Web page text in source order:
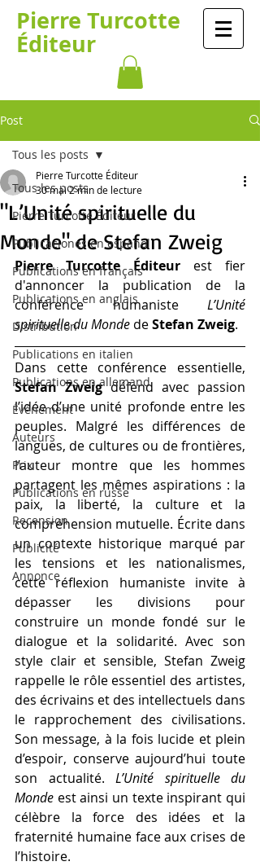
​​​​Pierre Turcotte​​​
Éditeur
Post
Tous les posts
Pierre Turcotte Éditeur
Publicaciones en español
Publications en français
Publications en anglais
Distribution
Publications en italien
Publications en allemand
Événement
Auteurs
Prix
Publications en russe
Recension
Publicité
Annonce
Tous les posts
"L’Unité spirituelle du
Monde" de Stefan Zweig
Pierre Turcotte Éditeur
30 mai 2 min de lecture
Pierre Turcotte Éditeur est fier
d'annoncer la publication de la
conférence humaniste L’Unité
spirituelle du Monde de Stefan Zweig.
Stefan Zweig défend avec passion
l’idée d’une unité profonde entre les
peuples. Malgré les différences de
langues, de cultures ou de frontières,
l’auteur montre que les hommes
partagent les mêmes aspirations : la
paix, la liberté, la culture et la
compréhension mutuelle. Écrite dans
un contexte historique marqué par
les tensions et les nationalismes,
cette réflexion humaniste invite à
dépasser les divisions pour
construire un monde fondé sur le
dialogue et la solidarité. Avec son
style clair et sensible, Stefan Zweig
rappelle le rôle essentiel des artistes,
des écrivains et des intellectuels dans
le rapprochement des civilisations.
Son message, à la fois lucide et plein
d’espoir, conserve aujourd’hui toute
son actualité. L’Unité spirituelle du
Monde est ainsi un texte inspirant qui
célèbre la force des idées et la
fraternité humaine face aux crises de
l’histoire.